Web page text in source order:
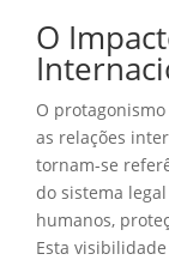
O
O
as relações
tornam-se
do sistema
humanos,
Esta